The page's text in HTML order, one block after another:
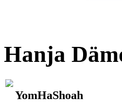
Hanja
YomHaShoah